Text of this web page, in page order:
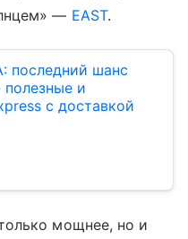
— EAST.
шанс
и
с доставкой
мощнее, но и